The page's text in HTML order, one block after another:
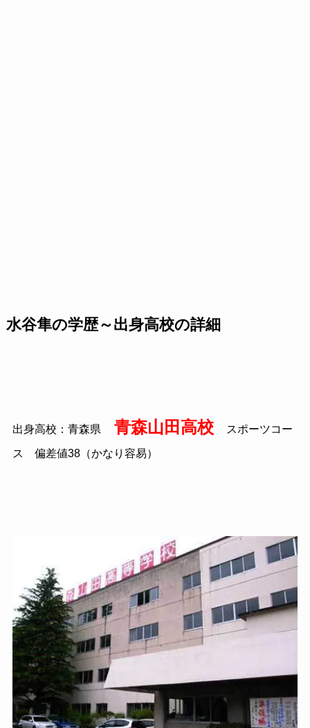
水谷隼の学歴～出身高校の詳細
出身高校：青森県 青森山田高校 スポーツコー
ス 偏差値38（かなり容易）